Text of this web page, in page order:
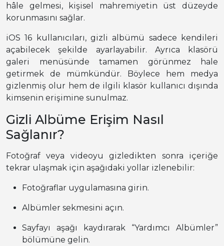
hâle gelmesi, kişisel mahremiyetin üst düzeyde
korunmasını sağlar.
iOS 16 kullanıcıları, gizli albümü sadece kendileri
açabilecek şekilde ayarlayabilir. Ayrıca klasörü
galeri menüsünde tamamen görünmez hale
getirmek de mümkündür. Böylece hem medya
gizlenmiş olur hem de ilgili klasör kullanıcı dışında
kimsenin erişimine sunulmaz.
Gizli Albüme Erişim Nasıl
Sağlanır?
Fotoğraf veya videoyu gizledikten sonra içeriğe
tekrar ulaşmak için aşağıdaki yollar izlenebilir:
Fotoğraflar uygulamasına girin.
Albümler sekmesini açın.
Sayfayı aşağı kaydırarak “Yardımcı Albümler”
bölümüne gelin.